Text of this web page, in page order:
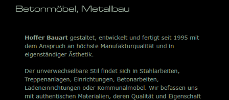
Betonmöbel, Metallbau